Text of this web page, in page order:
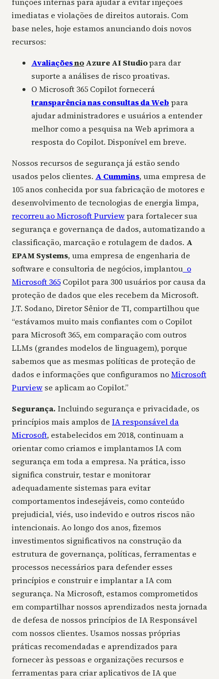
imediatas e violações de direitos autorais. Com
base neles, hoje estamos anunciando dois novos
recursos:
AvaliaçõesnoAzure AI Studiopara dar
suporte a análises de risco proativas.
O Microsoft 365 Copilot fornecerá
transparência nas consultas da Web para
ajudar administradores e usuários a entender
melhor como a pesquisa na Web aprimora a
resposta do Copilot. Disponível em breve.
Nossos recursos de segurança já estão sendo
usados pelos clientes. A Cummins, uma empresa de
105 anos conhecida por sua fabricação de motores e
desenvolvimento de tecnologias de energia limpa,
recorreu ao Microsoft Purviewpara fortalecer sua
segurança e governança de dados, automatizando a
classificação, marcação e rotulagem de dados. A
EPAM Systems, uma empresa de engenharia de
software e consultoria de negócios, implantou o
Microsoft 365 Copilot para 300 usuários por causa da
proteção de dados que eles recebem da Microsoft.
J.T. Sodano, Diretor Sênior de TI, compartilhou que
“estávamos muito mais confiantes com o Copilot
para Microsoft 365, em comparação com outros
LLMs (grandes modelos de linguagem), porque
sabemos que as mesmas políticas de proteção de
dados e informações que configuramos noMicrosoft
Purview se aplicam ao Copilot.”
Segurança. Incluindo segurança e privacidade, os
princípios mais amplos de IA responsável da
Microsoft, estabelecidos em 2018, continuam a
orientar como criamos e implantamos IA com
segurança em toda a empresa. Na prática, isso
significa construir, testar e monitorar
adequadamente sistemas para evitar
comportamentos indesejáveis, como conteúdo
prejudicial, viés, uso indevido e outros riscos não
intencionais. Ao longo dos anos, fizemos
investimentos significativos na construção da
estrutura de governança, políticas, ferramentas e
processos necessários para defender esses
princípios e construir e implantar a IA com
segurança. Na Microsoft, estamos comprometidos
em compartilhar nossos aprendizados nesta jornada
de defesa de nossos princípios de IA Responsável
com nossos clientes. Usamos nossas próprias
práticas recomendadas e aprendizados para
fornecer às pessoas e organizações recursos e
ferramentas para criar aplicativos de IA que